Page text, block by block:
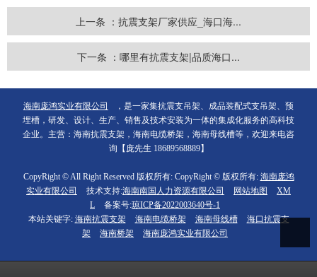
上一条 ：抗震支架厂家供应_海口海...
下一条 ：哪里有抗震支架|品质海口...
海南庞鸿实业有限公司
，是一家集抗震支吊架、成品装配式支吊架、预
埋槽，研发、设计、生产、销售及技术安装为一体的集成化服务的高科技
企业。主营：海南抗震支架，海南电缆桥架，海南母线槽等，欢迎来电咨
询【庞先生 18689568889】
CopyRight © All Right Reserved 版权所有: CopyRight © 版权所有: 海南庞鸿
实业有限公司
技术支持:海南南国人力资源有限公司 网站地图
XM
L
备案号:琼ICP备2022003640号-1
本站关键字: 海南抗震支架 海南电缆桥架 海南母线槽
海口抗震支
架
海南桥架 海南庞鸿实业有限公司